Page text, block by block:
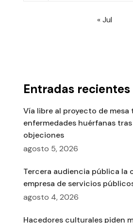
« Jul
Entradas recientes
Vía libre al proyecto de
enfermedades huérfanas
objeciones
agosto 5, 2026
Tercera audiencia pública la
empresa de servicios
agosto 4, 2026
Hacedores culturales piden